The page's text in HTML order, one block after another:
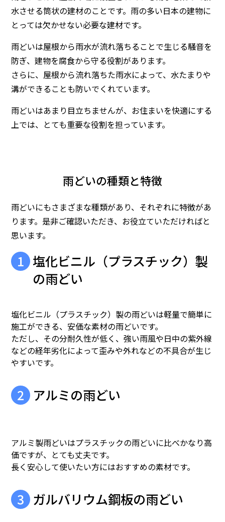
水させる筒状の建材のことです。雨の多い日本の建物に
とっては欠かせない必要な建材です。
雨どいは屋根から雨水が流れ落ちることで生じる騒音を
防ぎ、建物を腐食から守る役割があります。
さらに、屋根から流れ落ちた雨水によって、水たまりや
溝ができることも防いでくれています。
雨どいはあまり目立ちませんが、お住まいを快適にする
上では、とても重要な役割を担っています。
雨どいの種類と特徴
雨どいにもさまざまな種類があり、それぞれに特徴があ
ります。是非ご確認いただき、お役立ていただければと
思います。
塩化ビニル（プラスチック）製
の雨どい
塩化ビニル（プラスチック）製の雨どいは軽量で簡単に
施工ができる、安価な素材の雨どいです。
ただし、その分耐久性が低く、強い雨風や日中の紫外線
などの経年劣化によって歪みや外れなどの不具合が生じ
やすいです。
アルミの雨どい
アルミ製雨どいはプラスチックの雨どいに比べかなり高
価ですが、とても丈夫です。
長く安心して使いたい方にはおすすめの素材です。
ガルバリウム鋼板の雨どい